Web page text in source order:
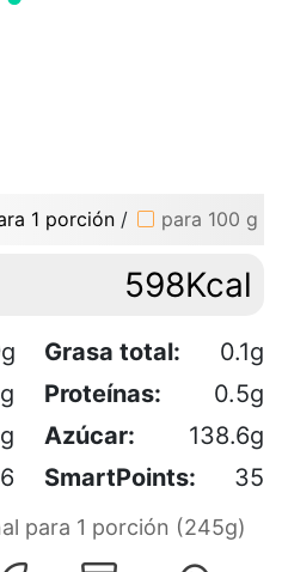
1 porción / para 100 g
598Kcal
Grasa total:
0.1g
Proteínas:
0.5g
Azúcar:
138.6g
SmartPoints: 35
para 1 porción (245g)